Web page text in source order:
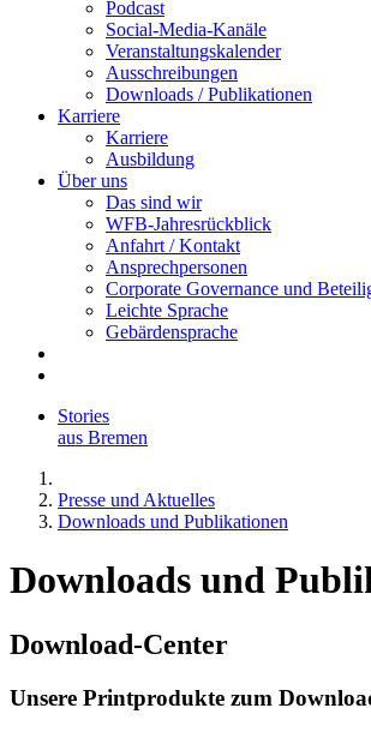
Podcast
Social-Media-Kanäle
Veranstaltungskalender
Ausschreibungen
Downloads / Publikationen
Karriere
Karriere
Ausbildung
Über uns
Das sind wir
WFB-Jahresrückblick
Anfahrt / Kontakt
Ansprechpersonen
Corporate Governance und
Leichte Sprache
Gebärdensprache
Stories
aus Bremen
Presse und Aktuelles
Downloads und Publikationen
Downloads und
Download-Center
Unsere Printprodukte zum